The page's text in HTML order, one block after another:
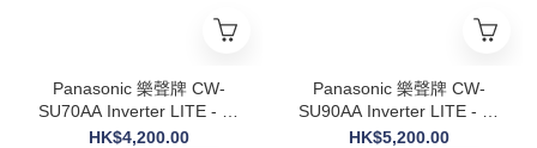
Panasonic 樂聲牌 CW-
SU70AA Inverter LITE - 變
頻式淨冷窗口機 (3/4 匹)
HK$4,200.00
Panasonic 樂聲牌 CW-
SU90AA Inverter LITE - 變
頻式淨冷窗口機 (1 匹)
HK$5,200.00